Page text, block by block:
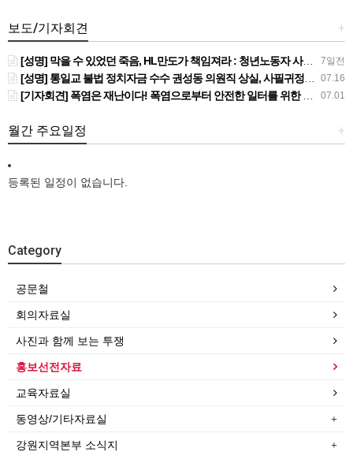
+
보도/기자회견
7일전
[성명] 막을 수 있었던 죽음, HL만도가 책임져라 : 청년노동자 사망사고의 철저한 진상규명과 재발방지 대책 마련하라
07.16
[성명] 통일교 불법 정치자금 수수 권성동 의원직 상실, 사필귀정이다
07.01
[기자회견] 폭염은 재난이다! 폭염으로부터 안전한 일터를 위한 민주노총 강원지역본부 폭염감시단 선포 기자회견
+
월간 주요일정
등록된 일정이 없습니다.
Category
공문철
회의자료실
사진과 함께 보는 투쟁
홍보선전자료
교육자료실
동영상/기타자료실
강원지역본부 소식지